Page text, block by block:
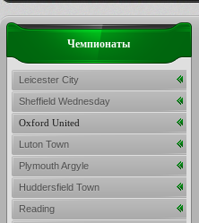
Чемпионаты
Leicester City
Sheffield Wednesday
Oxford United
Luton Town
Plymouth Argyle
Huddersfield Town
Reading